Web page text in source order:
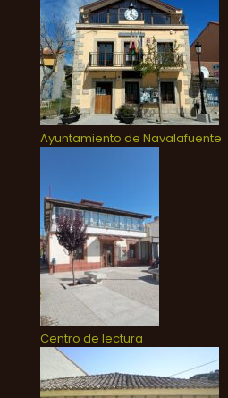
Ayuntamiento de Navalafuente
Centro de lectura